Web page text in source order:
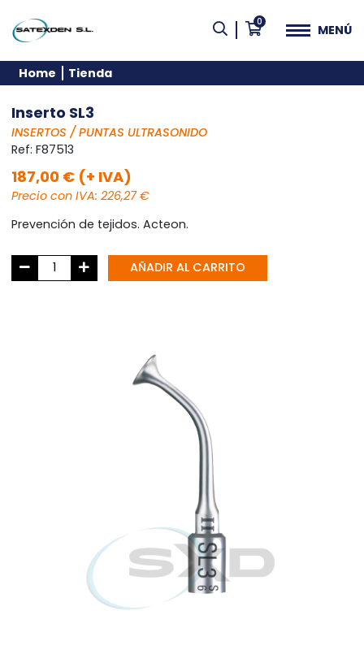
0
MENÚ
Home Tienda
Inserto SL3
INSERTOS / PUNTAS ULTRASONIDO
Ref: F87513
187,00 € (+ IVA)
Precio con IVA: 226,27 €
Prevención de tejidos. Acteon.
AÑADIR AL CARRITO